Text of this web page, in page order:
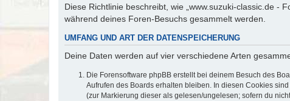
Diese Richtlinie beschreibt, wie „www.suzuki-classic.de -
während deines Foren-Besuchs gesammelt werden.
UMFANG UND ART DER DATENSPEICHERUNG
Deine Daten werden auf vier verschiedene Arten
Die Forensoftware phpBB erstellt bei deinem Besuch des
Aufrufen des Boards erhalten bleiben. In diesen Cookies
(zur Markierung dieser als gelesen/ungelesen; sofern du